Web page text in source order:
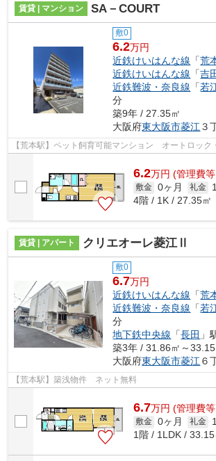
賃貸 | マンション SA－COURT
敷0
6.2万円
近鉄けいはんな線 「荒
近鉄けいはんな線 「吉
近鉄難波・奈良線 「若
分
築9年 / 27.35㎡
大阪府東大阪市菱江 ３
【荒本駅】ペット飼育可能マンション オートロック
6.2万円 (管理費
敷金 0ヶ月 礼金
4階 / 1K / 27.35㎡
賃貸 | アパート クリエオーレ菱江Ⅱ
敷0
6.7万円
近鉄けいはんな線 「荒
近鉄難波・奈良線 「若
分
地下鉄中央線 「長田 」
築3年 / 31.86㎡～33.15
大阪府東大阪市菱江 ６
【荒本駅】築浅物件 ネット無料
6.7万円 (管理費
敷金 0ヶ月 礼金
1階 / 1LDK / 33.15